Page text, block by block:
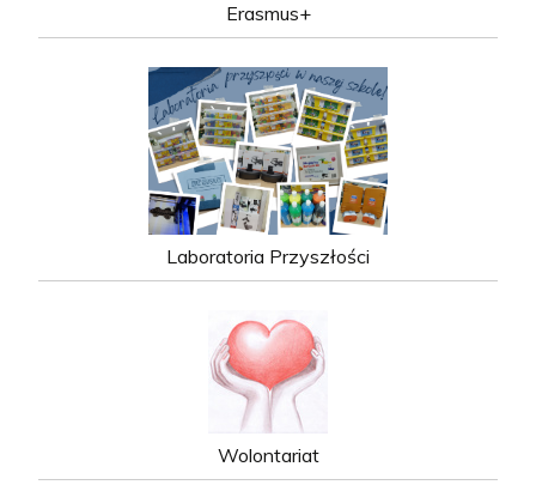
Erasmus+
Laboratoria Przyszłości
Wolontariat